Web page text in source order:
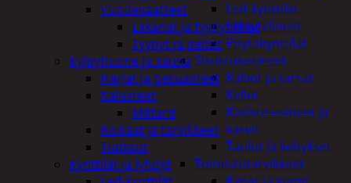
Led-kynttilät
Lyhtytelineet
Pöytäkynttilät
Sisustusesineet
Kalvot ja tarrat
Kellot
Koriste-esineet ja
kasvit
Taulut ja kehykset
Toimistotarvikkeet
Vuodevaatteet
Lakanat ja tyynynlinat
Tyynyt ja peitot
Kylpyhuone ja sauna
Harjat ja pesuaineet
Kalusteet
Mittarit
Kiukaat ja tarvikkeet
Tuoksut
Kynttilät ja lyhdyt